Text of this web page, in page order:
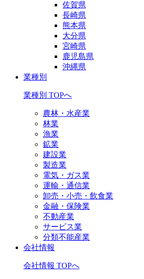
佐賀県
長崎県
熊本県
大分県
宮崎県
鹿児島県
沖縄県
業種別
業種別 TOPへ
農林・水産業
林業
漁業
鉱業
建設業
製造業
電気・ガス業
運輸・通信業
卸売・小売・飲食業
金融・保険業
不動産業
サービス業
分類不能産業
会社情報
会社情報 TOPへ